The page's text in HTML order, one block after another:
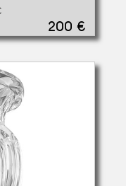
200 €